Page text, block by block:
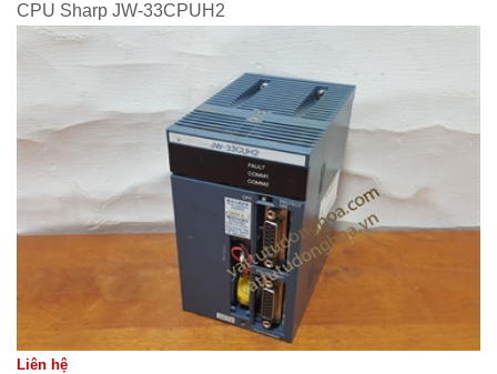
CPU Sharp JW-33CPUH2
Liên hệ